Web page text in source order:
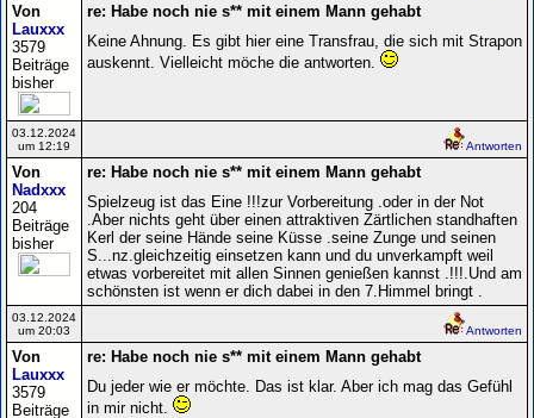
Von
Lauxxx
3579
Beiträge
bisher
re: Habe noch nie s** mit einem Mann gehabt
Keine Ahnung. Es gibt hier eine Transfrau, die sich mit Strapon
auskennt. Vielleicht möche die antworten.
03.12.2024
um 12:19
Antworten
Von
Nadxxx
204
Beiträge
bisher
re: Habe noch nie s** mit einem Mann gehabt
Spielzeug ist das Eine !!!zur Vorbereitung .oder in der Not
.Aber nichts geht über einen attraktiven Zärtlichen standhaften
Kerl der seine Hände seine Küsse .seine Zunge und seinen
S...nz.gleichzeitig einsetzen kann und du unverkampft weil
etwas vorbereitet mit allen Sinnen genießen kannst .!!!.Und am
schönsten ist wenn er dich dabei in den 7.Himmel bringt .
03.12.2024
um 20:03
Antworten
Von
Lauxxx
3579
Beiträge
re: Habe noch nie s** mit einem Mann gehabt
Du jeder wie er möchte. Das ist klar. Aber ich mag das Gefühl
in mir nicht.